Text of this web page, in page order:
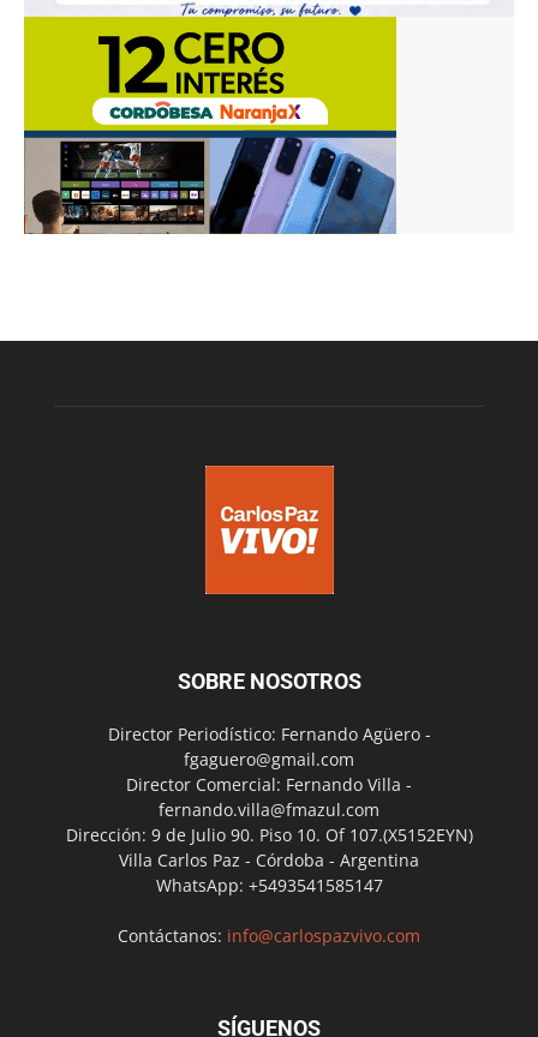
SOBRE NOSOTROS
Director Periodístico: Fernando Agüero -
fgaguero@gmail.com
Director Comercial: Fernando Villa -
fernando.villa@fmazul.com
Dirección: 9 de Julio 90. Piso 10. Of 107.(X5152EYN)
Villa Carlos Paz - Córdoba - Argentina
WhatsApp: +5493541585147
Contáctanos: info@carlospazvivo.com
SÍGUENOS